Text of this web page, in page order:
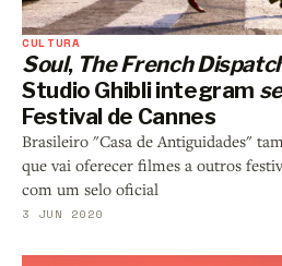
CULTURA
Soul, The French
Studio Ghibli integram
Festival de Cannes
Brasileiro "Casa de Antiguidades"
que vai oferecer filmes a outros
com um selo oficial
3 JUN 2020